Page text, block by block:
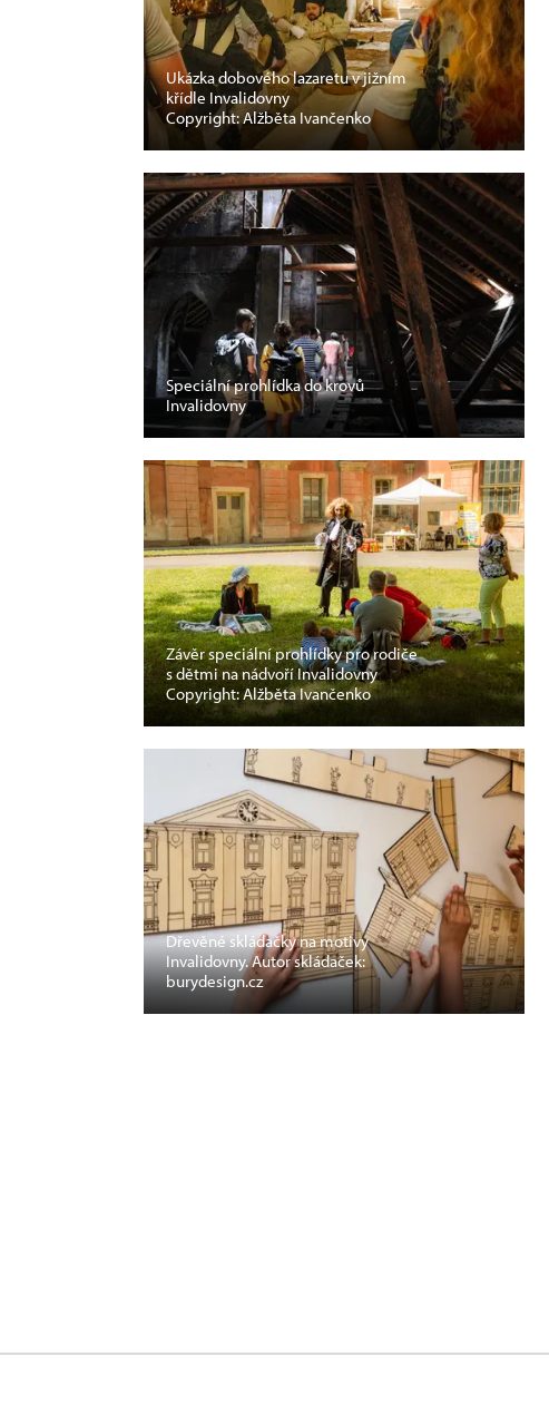
Ukázka dobového lazaretu v jižním
křídle Invalidovny
Copyright: Alžběta Ivančenko
Speciální prohlídka do krovů
Invalidovny
Závěr speciální prohlídky pro rodiče
s dětmi na nádvoří Invalidovny
Copyright: Alžběta Ivančenko
Dřevěné skládačky na motivy
Invalidovny. Autor skládaček:
burydesign.cz